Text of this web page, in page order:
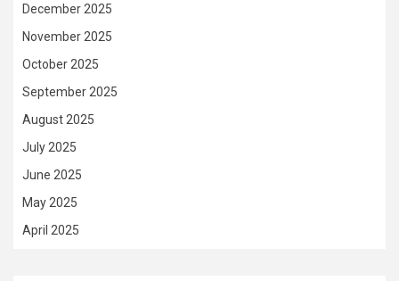
December 2025
November 2025
October 2025
September 2025
August 2025
July 2025
June 2025
May 2025
April 2025